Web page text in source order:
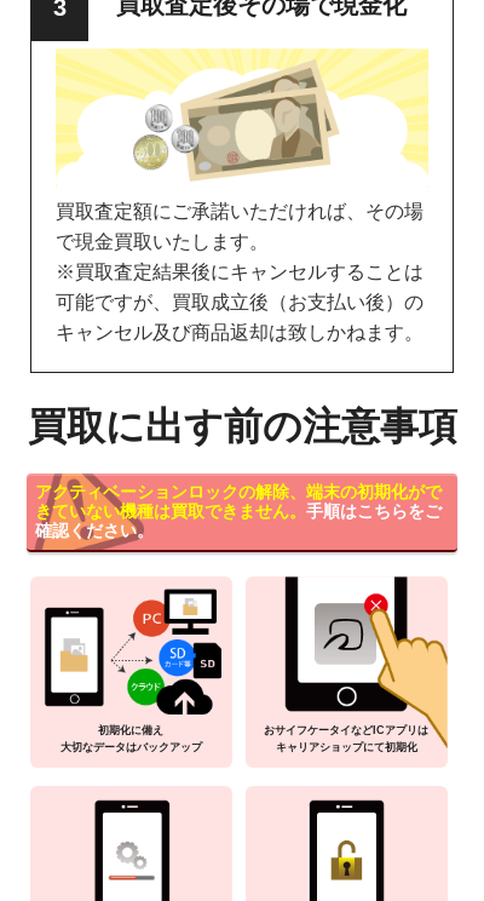
買取査定額にご承諾いただければ、その場
で現金買取いたします。
※買取査定結果後にキャンセルすることは
可能ですが、買取成立後（お支払い後）の
キャンセル及び商品返却は致しかねます。
買取に出す前の注意事項
アクティベーションロックの解除、端末の初期化がで
きていない機種は買取できません。 手順はこちらをご
確認ください。
初期化に備え
大切なデータはバックアップ
おサイフケータイなどICアプリは
キャリアショップにて初期化